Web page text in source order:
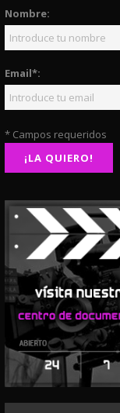
Nombre:
Email*:
* Campos requeridos